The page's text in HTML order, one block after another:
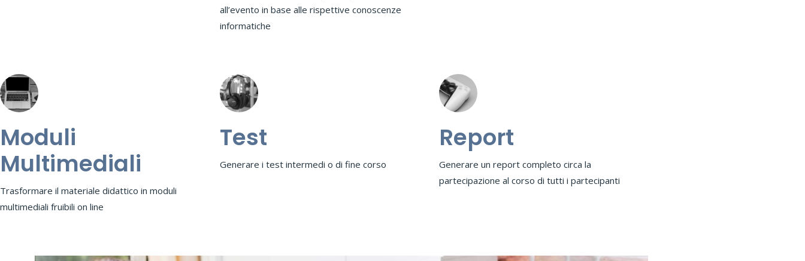
all’evento in base alle rispettive conoscenze
informatiche
Moduli
Multimediali
Trasformare il materiale didattico in moduli
multimediali fruibili on line
Test
Generare i test intermedi o di fine corso
Report
Generare un report completo circa la
partecipazione al corso di tutti i partecipanti